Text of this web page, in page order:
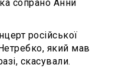
сопрано Анни
російської
який мав
скасували.